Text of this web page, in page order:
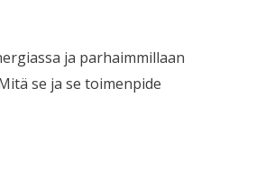
ja parhaimmillaan
se ja se toimenpide